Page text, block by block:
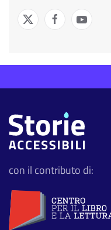
con il contributo di: